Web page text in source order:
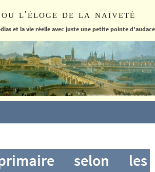
ou l'éloge de la naïveté
et la vie réelle avec juste une petite pointe d'audace
selon les